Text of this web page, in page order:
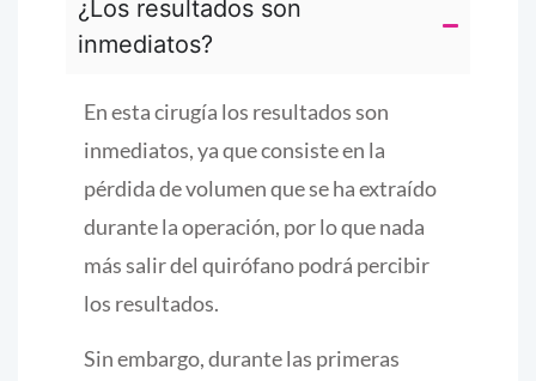
¿Los resultados son
inmediatos?
En esta cirugía los resultados son
inmediatos, ya que consiste en la
pérdida de volumen que se ha extraído
durante la operación, por lo que nada
más salir del quirófano podrá percibir
los resultados.
Sin embargo, durante las primeras